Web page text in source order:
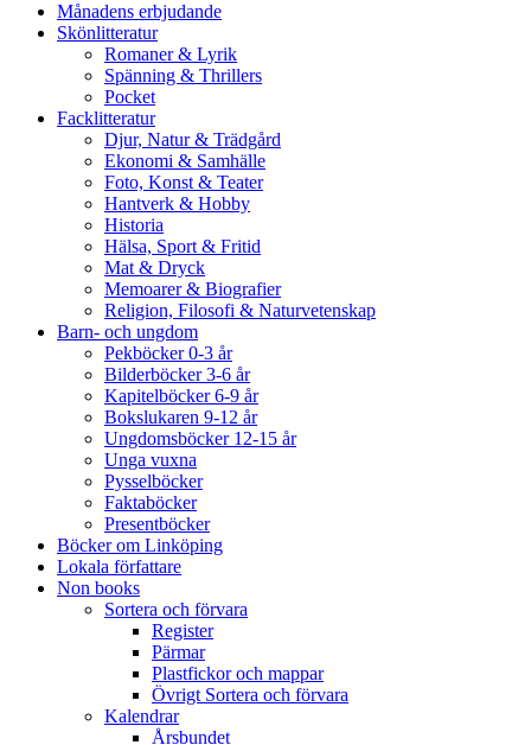
Månadens erbjudande
Skönlitteratur
Romaner & Lyrik
Spänning & Thrillers
Pocket
Facklitteratur
Djur, Natur & Trädgård
Ekonomi & Samhälle
Foto, Konst & Teater
Hantverk & Hobby
Historia
Hälsa, Sport & Fritid
Mat & Dryck
Memoarer & Biografier
Religion, Filosofi & Naturvetenskap
Barn- och ungdom
Pekböcker 0-3 år
Bilderböcker 3-6 år
Kapitelböcker 6-9 år
Bokslukaren 9-12 år
Ungdomsböcker 12-15 år
Unga vuxna
Pysselböcker
Faktaböcker
Presentböcker
Böcker om Linköping
Lokala författare
Non books
Sortera och förvara
Register
Pärmar
Plastfickor och mappar
Övrigt Sortera och förvara
Kalendrar
Årsbundet